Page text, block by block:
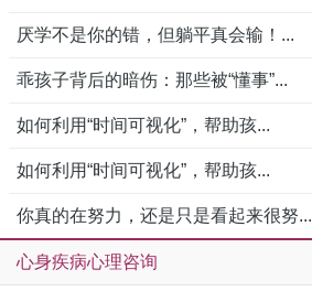
厌学不是你的错，但躺平真会输！...
乖孩子背后的暗伤：那些被“懂事”...
如何利用“时间可视化”，帮助孩...
如何利用“时间可视化”，帮助孩...
你真的在努力，还是只是看起来很努...
心身疾病心理咨询